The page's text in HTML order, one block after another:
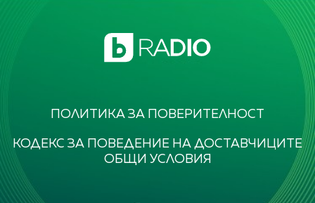
ПОЛИТИКА ЗА ПОВЕРИТЕЛНОСТ
КОДЕКС ЗА ПОВЕДЕНИЕ НА ДОСТАВЧИЦИТЕ
ОБЩИ УСЛОВИЯ